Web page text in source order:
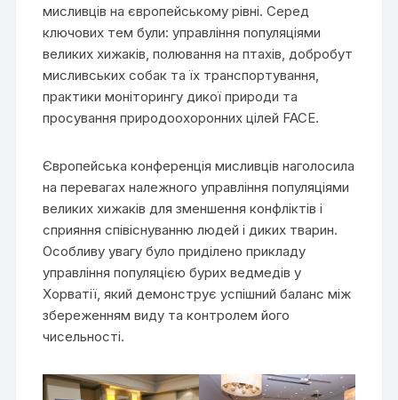
мисливців на європейському рівні. Серед
ключових тем були: управління популяціями
великих хижаків, полювання на птахів, добробут
мисливських собак та їх транспортування,
практики моніторингу дикої природи та
просування природоохоронних цілей FACE.
Європейська конференція мисливців наголосила
на перевагах належного управління популяціями
великих хижаків для зменшення конфліктів і
сприяння співіснуванню людей і диких тварин.
Особливу увагу було приділено прикладу
управління популяцією бурих ведмедів у
Хорватії, який демонструє успішний баланс між
збереженням виду та контролем його
чисельності.